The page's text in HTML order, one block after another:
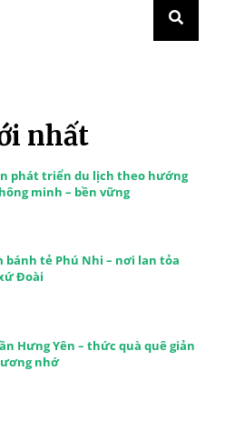
nhất
phát triển du lịch theo hướng
minh – bền vững
bánh tẻ Phú Nhi – nơi lan tỏa
Đoài
Hưng Yên – thức quà quê giản
nhớ